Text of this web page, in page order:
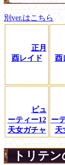
別ver.はこちら
正月
酉レイド
酉
ビュ
ーティー12
天女ガチャ
ー
天
トリテ